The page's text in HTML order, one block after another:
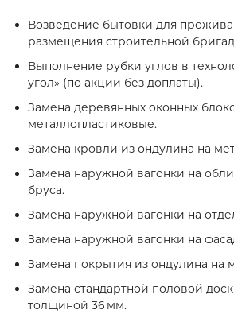
Возведение бытовки для
размещения строительной
Выполнение рубки углов в
угол» (по акции без доплаты).
Замена деревянных оконных
металлопластиковые.
Замена кровли из ондулина на
Замена наружной вагонки на
бруса.
Замена наружной вагонки на
Замена наружной вагонки на
Замена покрытия из ондулина на
Замена стандартной половой
толщиной 36 мм.